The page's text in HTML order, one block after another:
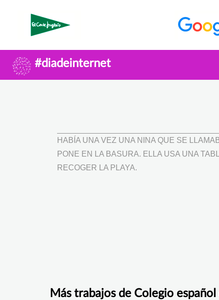
#diadeinternet
HABÍA UNA VEZ UNA NINA QUE SE
PONE EN LA BASURA. ELLA USA UNA
RECOGER LA PLAYA.
Más trabajos de Colegio